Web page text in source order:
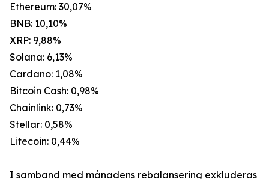
Ethereum: 30,07%
BNB: 10,10%
XRP: 9,88%
Solana: 6,13%
Cardano: 1,08%
Bitcoin Cash: 0,98%
Chainlink: 0,73%
Stellar: 0,58%
Litecoin: 0,44%
I samband med månadens rebalansering exkluderas